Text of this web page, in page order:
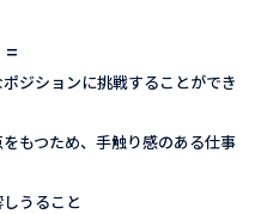
=
ジションに挑戦することができ
もつため、手触り感のある仕事
うること